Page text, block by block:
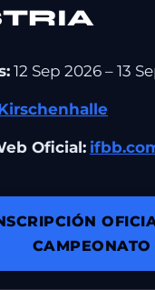
12 Sep 2026 – 13
Oficial:
CAMPEONATO